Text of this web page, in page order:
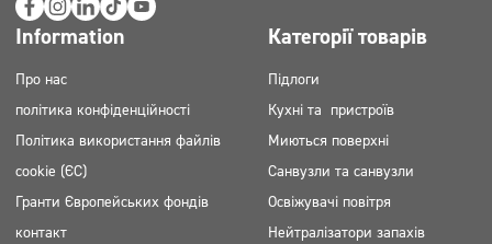
Information
Про нас
політика конфіденційності
Політика використання файлів
cookie (ЄС)
Гранти Європейських фондів
контакт
Категорії товарів
Підлоги
Кухні та пристроїв
Миються поверхні
Санвузли та санвузли
Освіжувачі повітря
Нейтралізатори запахів